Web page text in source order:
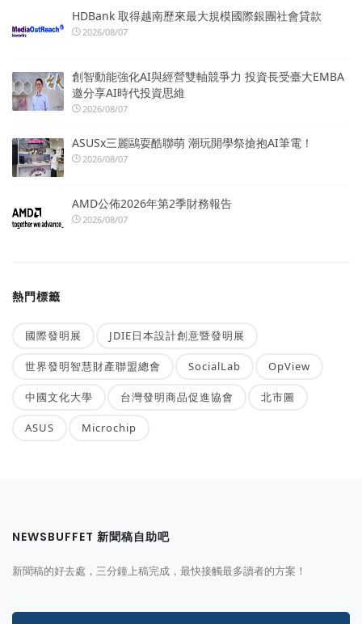
HDBank 取得越南歷來最大規模國際銀團社會貸款
2026/08/07
創智動能強化AI與經營雙軸競爭力 投資長受臺大EMBA
邀分享AI時代投資思維
2026/08/07
ASUSx三麗鷗耍酷聯萌 潮玩開學祭搶抱AI筆電！
2026/08/07
AMD公佈2026年第2季財務報告
2026/08/07
熱門標籤
國際發明展 JDIE日本設計創意暨發明展
世界發明智慧財產聯盟總會 SocialLab OpView
中國文化大學 台灣發明商品促進協會 北市圖
ASUS Microchip
NEWSBUFFET 新聞稿自助吧
新聞稿的好去處，三分鐘上稿完成，最快接觸最多讀者的方案！